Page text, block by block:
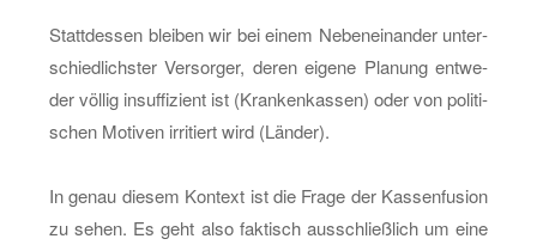
Statt­des­sen blei­ben wir bei einem Ne­ben­ein­an­der un­ter­
schied­lichs­ter Ver­sor­ger, deren ei­ge­ne Pla­nung ent­we­
der völ­lig in­suf­fi­zi­ent ist (Kran­ken­kas­sen) oder von po­li­ti­
schen Mo­ti­ven ir­ri­tiert wird (Län­der).
In genau die­sem Kon­text ist die Frage der Kas­sen­fu­si­on
zu sehen. Es geht also fak­tisch aus­schließ­lich um eine